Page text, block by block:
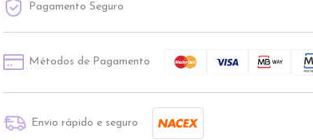
Pagamento Seguro
Métodos de Pagamento
Envio rápido e seguro